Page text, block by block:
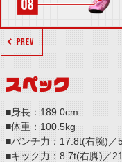
PREV
スペック
■身長：189.0cm
■体重：100.5kg
■パンチ力：17.8t(右腕)／
■キック力：8.7t(右脚)／